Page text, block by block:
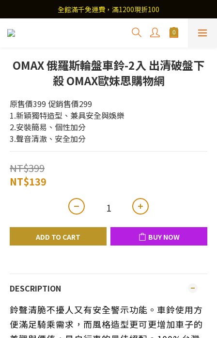
全館滿千免運費，滿1200現折100
OMAX 俄羅斯輪盤車鈴-2入 出清破盤下
殺 OMAX歐妹思購物網
原售價399 促銷售價299
1.新穎獨特造型、兼具安全與娛樂
2.安裝簡易、個性加分
3.聲音清澈、安全加分
NT$399
NT$139
ADD TO CART BUY NOW
DESCRIPTION
鈴聲清脆不擾人又有安全警示功能。車鈴使用方
便滿足騎乘需求，而風格造型更可更增加車子的